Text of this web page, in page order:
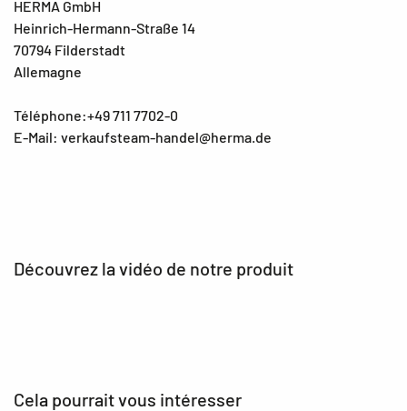
HERMA GmbH
Heinrich-Hermann-Straße 14
70794 Filderstadt
Allemagne
Téléphone:+49 711 7702-0
E-Mail: verkaufsteam-handel@herma.de
Découvrez la vidéo de notre produit
Cela pourrait vous intéresser